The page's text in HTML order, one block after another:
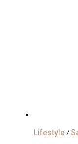
Lifestyle /